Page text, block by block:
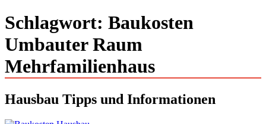
Schlagwort: Baukosten
Umbauter Raum
Mehrfamilienhaus
Hausbau Tipps und Informationen